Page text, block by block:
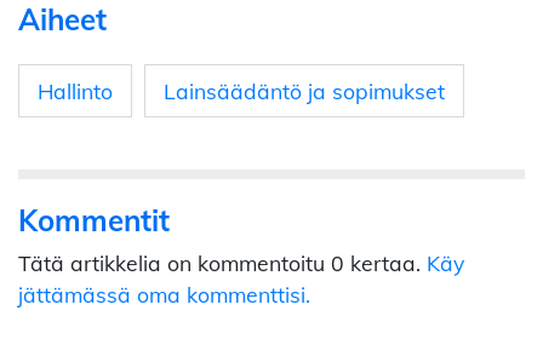
Aiheet
Hallinto Lainsäädäntö ja sopimukset
Kommentit
Tätä artikkelia on kommentoitu 0 kertaa. Käy
jättämässä oma kommenttisi.